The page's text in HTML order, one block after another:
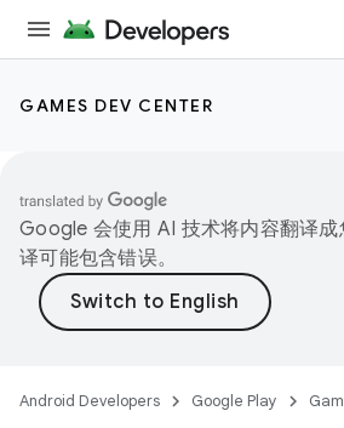
GAMES DEV CENTER
Google 会使用 AI 技术将内容翻译
译可能包含错误。
Android Developers Google Play